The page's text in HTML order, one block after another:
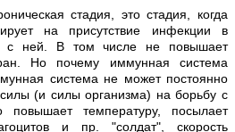
стадия, это стадия, когда
на присутствие инфекции в
с ней. В том числе не повышает
Но почему иммунная система
система не может постоянно
(и силы организма) на борьбу с
повышает температуру, посылает
и пр. "солдат", скорость